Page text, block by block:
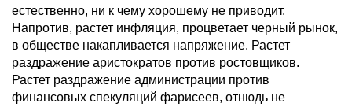
естественно, ни к чему хорошему не приводит.
Напротив, растет инфляция, процветает черный рынок,
в обществе накапливается напряжение. Растет
раздражение аристократов против ростовщиков.
Растет раздражение администрации против
финансовых спекуляций фарисеев, отнюдь не